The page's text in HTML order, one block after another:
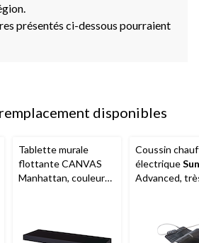
présentés ci-dessous pourraient
disponibles
Tablette murale
flottante CANVAS
Manhattan, couleurs
Coussin
électrique
Advanced,